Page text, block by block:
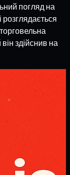
погляд на
розглядається
здійснив на